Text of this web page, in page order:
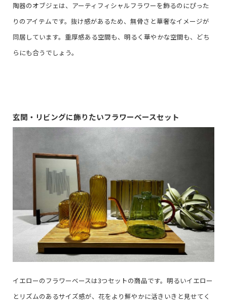
陶器のオブジェは、アーティフィシャルフラワーを飾るのにぴった
りのアイテムです。抜け感があるため、無骨さと華奢なイメージが
同居しています。重厚感ある空間も、明るく華やかな空間も、どち
らにも合うでしょう。
玄関・リビングに飾りたいフラワーベースセット
イエローのフラワーベースは3つセットの商品です。明るいイエロー
とリズムのあるサイズ感が、花をより鮮やかに活きいきと見せてく